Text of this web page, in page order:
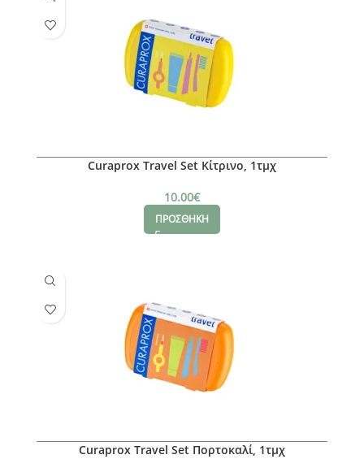
Curaprox Travel Set Κίτρινο, 1τμχ
10.00€
ΠΡΟΣΘΗΚΗ
Curaprox Travel Set Πορτοκαλί, 1τμχ